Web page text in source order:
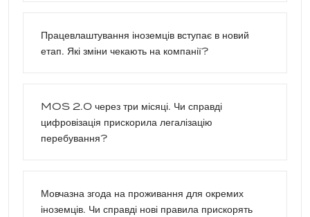
Працевлаштування іноземців вступає в новий
етап. Які зміни чекають на компанії?
MOS 2.0 через три місяці. Чи справді
цифровізація прискорила легалізацію
перебування?
Мовчазна згода на проживання для окремих
іноземців. Чи справді нові правила прискорять